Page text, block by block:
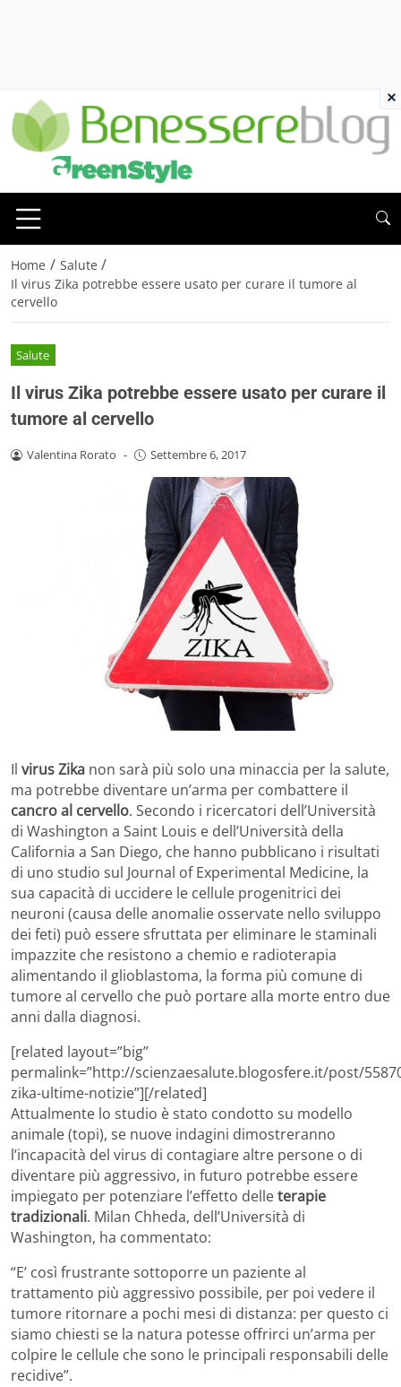
Home / Salute /
Il virus Zika potrebbe essere usato per curare il tumore al
cervello
Salute
Il virus Zika potrebbe essere usato per curare il
tumore al cervello
Valentina Rorato - Settembre 6, 2017
Il virus Zika non sarà più solo una minaccia per la salute,
ma potrebbe diventare un’arma per combattere il
cancro al cervello. Secondo i ricercatori dell’Università
di Washington a Saint Louis e dell’Università della
California a San Diego, che hanno pubblicano i risultati
di uno studio sul Journal of Experimental Medicine, la
sua capacità di uccidere le cellule progenitrici dei
neuroni (causa delle anomalie osservate nello sviluppo
dei feti) può essere sfruttata per eliminare le staminali
impazzite che resistono a chemio e radioterapia
alimentando il glioblastoma, la forma più comune di
tumore al cervello che può portare alla morte entro due
anni dalla diagnosi.
[related layout=”big”
permalink=”http://scienzaesalute.blogosfere.it/post/
zika-ultime-notizie”][/related]
Attualmente lo studio è stato condotto su modello
animale (topi), se nuove indagini dimostreranno
l’incapacità del virus di contagiare altre persone o di
diventare più aggressivo, in futuro potrebbe essere
impiegato per potenziare l’effetto delleterapie
tradizionali. Milan Chheda, dell’Università di
Washington, ha commentato:
“E’ così frustrante sottoporre un paziente al
trattamento più aggressivo possibile, per poi vedere il
tumore ritornare a pochi mesi di distanza: per questo ci
siamo chiesti se la natura potesse offrirci un’arma per
colpire le cellule che sono le principali responsabili delle
recidive”.
×